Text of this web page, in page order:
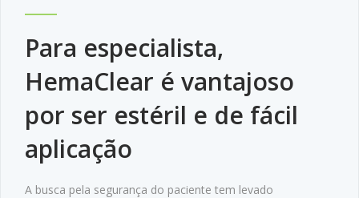
Para especialista,
HemaClear é vantajoso
por ser estéril e de fácil
aplicação
A busca pela segurança do paciente tem levado